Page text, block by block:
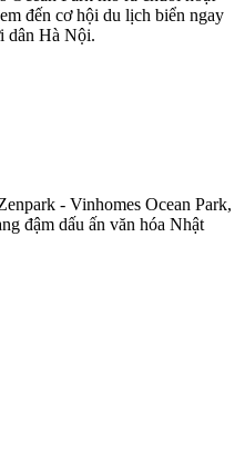
đến cơ hội du lịch biển ngay
dân Hà Nội.
- Vinhomes Ocean Park,
đậm dấu ấn văn hóa Nhật